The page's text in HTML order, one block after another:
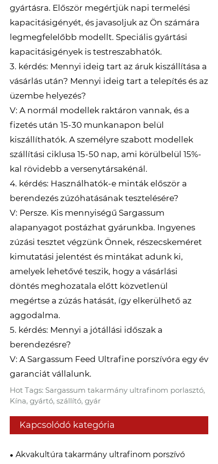
gyártásra. Először megértjük napi termelési
kapacitásigényét, és javasoljuk az Ön számára
legmegfelelőbb modellt. Speciális gyártási
kapacitásigények is testreszabhatók.
3. kérdés: Mennyi ideig tart az áruk kiszállítása a
vásárlás után? Mennyi ideig tart a telepítés és az
üzembe helyezés?
V: A normál modellek raktáron vannak, és a
fizetés után 15-30 munkanapon belül
kiszállíthatók. A személyre szabott modellek
szállítási ciklusa 15-50 nap, ami körülbelül 15%-
kal rövidebb a versenytársakénál.
4. kérdés: Használhatók-e minták először a
berendezés zúzóhatásának tesztelésére?
V: Persze. Kis mennyiségű Sargassum
alapanyagot postázhat gyárunkba. Ingyenes
zúzási tesztet végzünk Önnek, részecskeméret
kimutatási jelentést és mintákat adunk ki,
amelyek lehetővé teszik, hogy a vásárlási
döntés meghozatala előtt közvetlenül
megértse a zúzás hatását, így elkerülhető az
aggodalma.
5. kérdés: Mennyi a jótállási időszak a
berendezésre?
V: A Sargassum Feed Ultrafine porszívóra egy év
garanciát vállalunk.
Hot Tags: Sargassum takarmány ultrafinom porlasztó,
Kína, gyártó, szállító, gyár
Kapcsolódó kategória
Akvakultúra takarmány ultrafinom porszívó